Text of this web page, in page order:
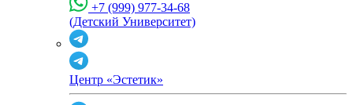
+7 (999) 977-34-68
(Детский Университет)
Центр «Эстетик»